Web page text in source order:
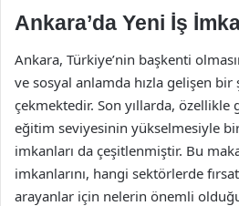
Ankara’da Yeni İş
Ankara, Türkiye’nin başkenti
ve sosyal anlamda hızla gelişen
çekmektedir. Son yıllarda, özellikle
eğitim seviyesinin yükselmesiyle
imkanları da çeşitlenmiştir. Bu
imkanlarını, hangi sektörlerde
arayanlar için nelerin önemli